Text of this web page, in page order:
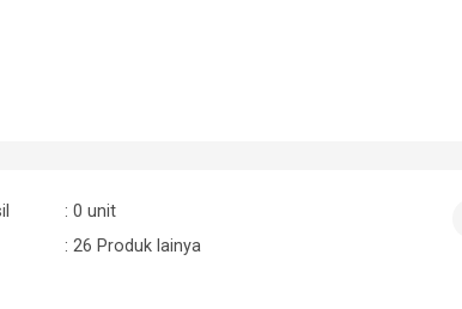
: 0 unit
: 26 Produk lainya